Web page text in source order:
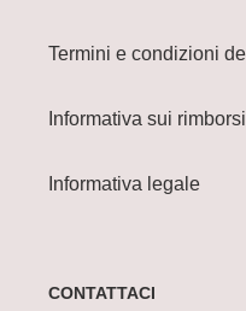
Termini e condizioni
Informativa sui rimborsi
Informativa legale
CONTATTACI